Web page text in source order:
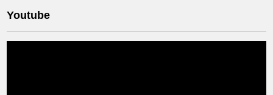
Youtube